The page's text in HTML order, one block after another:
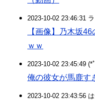
2023-10-02 23:46:31
【画像】乃木坂
ｗｗ
2023-10-02 23:45:49
俺の彼女が馬鹿す
2023-10-02 23:43:56